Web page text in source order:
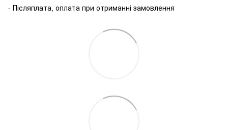
- Післяплата, оплата при отриманні замовлення